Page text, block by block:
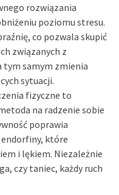
rozwiązania
poziomu stresu.
co pozwala skupić
związanych z
tym samym zmienia
sytuacji.
fizyczne to
na radzenie sobie
poprawia
które
i lękiem. Niezależnie
czy taniec, każdy ruch